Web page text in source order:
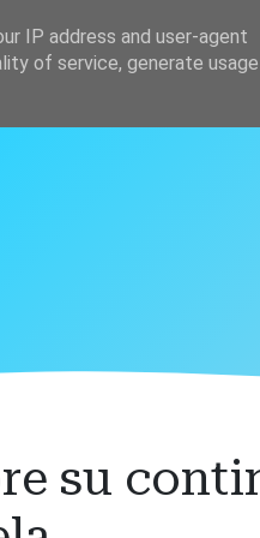
su
IP address and user-agent
of service, generate usage